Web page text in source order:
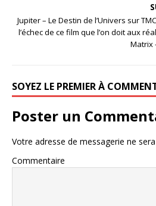
Jupiter – Le Destin de l’Univers sur
l’échec de ce film que l’on doit aux
Matrix
SOYEZ LE PREMIER À
Poster un
Votre adresse de messagerie ne
Commentaire